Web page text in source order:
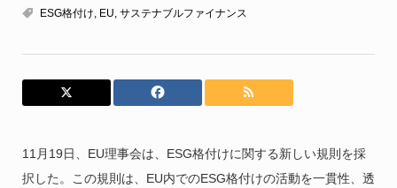
ESG格付け EU サステナブルファイナンス
11月19日、EU理事会は、ESG格付けに関する新しい規則を採
択した。この規則は、EU内でのESG格付けの活動を一貫性、透